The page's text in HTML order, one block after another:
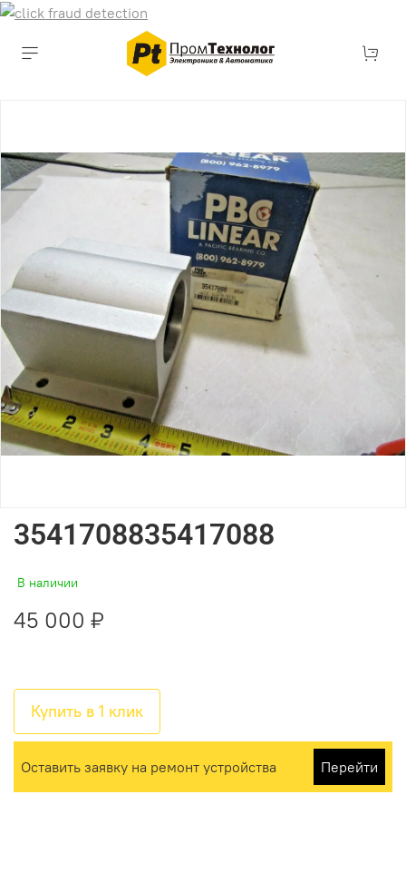
3541708835417088
В наличии
45 000 ₽
Купить в 1 клик
Оставить заявку на ремонт устройства Перейти